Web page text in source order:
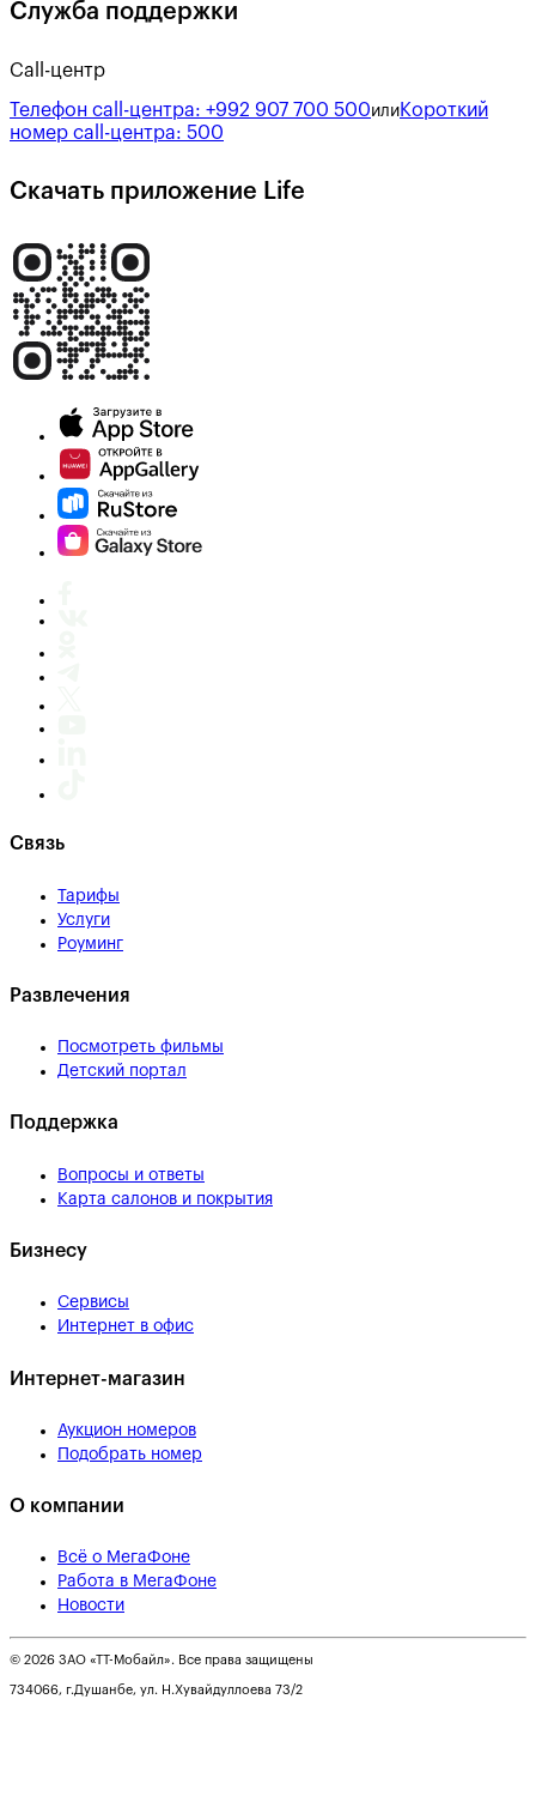
Служба поддержки
Call-центр
Телефон call-центра: +992 907 700 500или Короткий
номер call-центра: 500
Скачать приложение Life
Связь
Тарифы
Услуги
Роуминг
Развлечения
Посмотреть фильмы
Детский портал
Поддержка
Вопросы и ответы
Карта салонов и покрытия
Бизнесу
Сервисы
Интернет в офис
Интернет-магазин
Аукцион номеров
Подобрать номер
О компании
Всё о МегаФоне
Работа в МегаФоне
Новости
© 2026 ЗАО «ТТ-Мобайл». Все права защищены
734066, г.Душанбе, ул. Н.Хувайдуллоева 73/2